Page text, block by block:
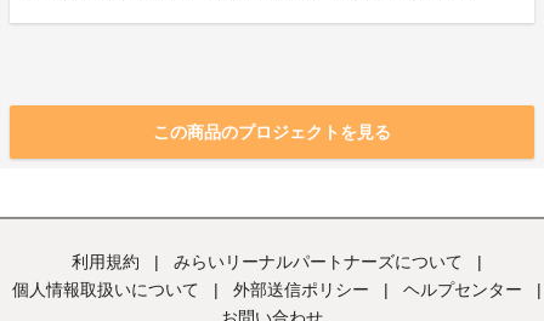
この商品のプロジェクトを見る
利用規約 | みらいリーナルパートナーズについて
|
個人情報取扱いについて
| 外部送信ポリシー | ヘルプセンター
|